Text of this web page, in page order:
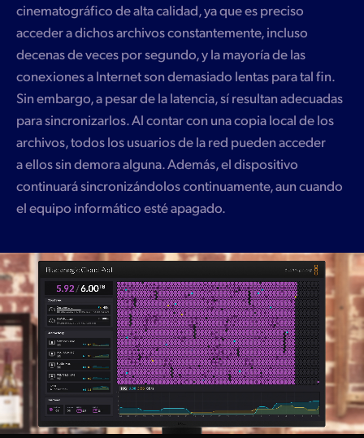
cinematográfico de alta calidad, ya que es preciso
acceder a dichos archivos constantemente, incluso
decenas de veces por segundo, y la mayoría de las
conexiones a Internet son demasiado lentas para tal fin.
Sin embargo, a pesar de la latencia, sí resultan adecuadas
para sincronizarlos. Al contar con una copia local de los
archivos, todos los usuarios de la red pueden acceder
a ellos sin demora alguna. Además, el dispositivo
continuará sincronizándolos continuamente, aun cuando
el equipo informático esté apagado.